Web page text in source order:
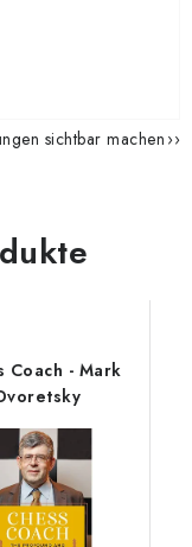
sichtbar machen
Coach - Mark